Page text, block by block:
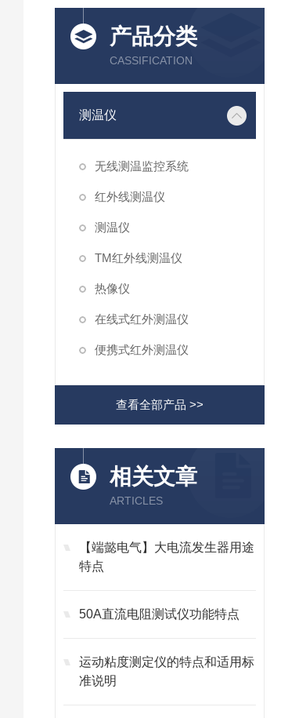
产品分类
CASSIFICATION
测温仪
无线测温监控系统
红外线测温仪
测温仪
TM红外线测温仪
热像仪
在线式红外测温仪
便携式红外测温仪
查看全部产品 >>
相关文章
ARTICLES
【端懿电气】大电流发生器用途
特点
50A直流电阻测试仪功能特点
运动粘度测定仪的特点和适用标
准说明